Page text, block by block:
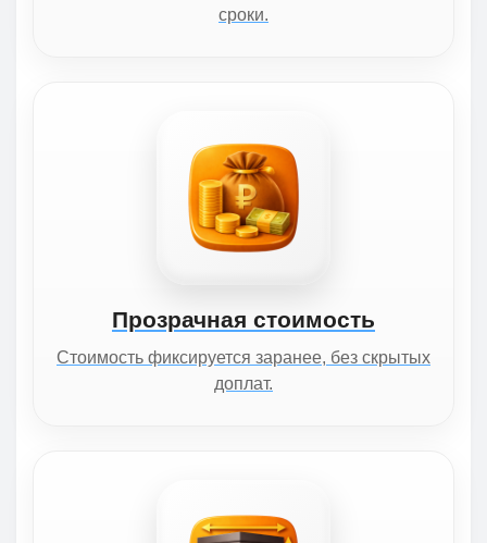
сроки.
Прозрачная стоимость
Стоимость фиксируется заранее, без скрытых
доплат.